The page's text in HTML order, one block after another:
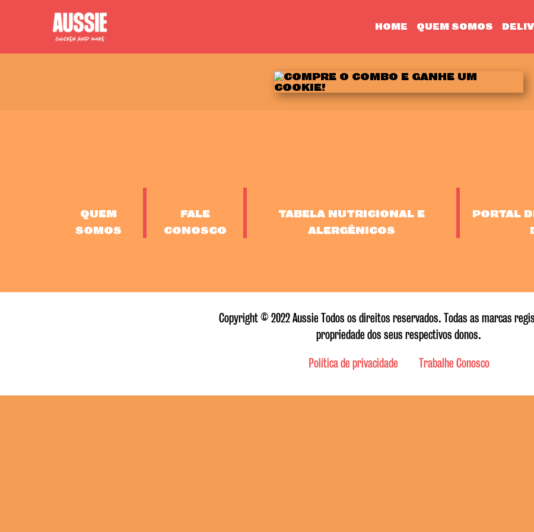
HOME QUEM SOMOS
QUEM
SOMOS
FALE
CONOSCO
TABELA NUTRICIONAL E
ALERGÊNICOS
PORTAL
Copyright © 2022 Aussie Todos os direitos reservados. Todas as marcas
propriedade dos seus respectivos donos.
Política de privacidade Trabalhe Conosco